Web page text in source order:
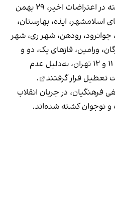
دانش‌آموزان و معلمان جان‌باخته در اعتراضات اخیر، ۲۹ بهمن
ایذه، بهارستان،
جوانرود، رودهن، شهر ری، شهر
ورامین، فازهای یک، دو و
سه شهرک اندیشه و مناطق ۱۰، ۱۱ و ۱۲ تهران، به‌دلیل عدم
تعطیل قرار گرفتند
.
در جریان انقلاب